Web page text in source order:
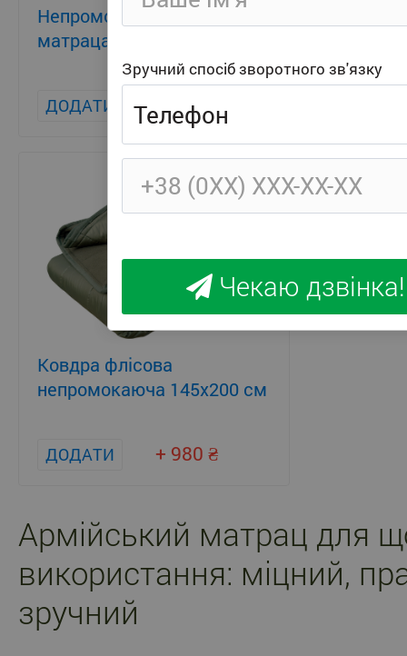
Непромокаюча сумка для
матраца з ручкою
ДОДАТИ + 450
Ковдра флісова
непромокаюча 145х200 см
ДОДАТИ + 980
Армійський матрац для
використання: міцний,
зручний
Зручний спосіб зворотного зв'язку
Чекаю дзвінка!